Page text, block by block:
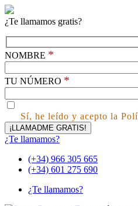
¿Te llamamos gratis?
NOMBRE *
TU NÚMERO *
Sí, he leído y acepto la
¿Te llamamos?
(+34) 966 305 665
(+34) 601 275 690
¿Te llamamos?